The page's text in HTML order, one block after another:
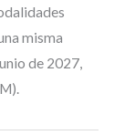
misma
de 2027,